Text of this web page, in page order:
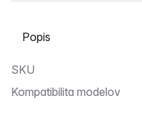
Vyberte kartu
SKU
Kompatibilita modelov